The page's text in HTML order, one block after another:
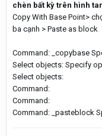
chèn bất kỳ trên hình
Copy With Base Point>
ba cạnh > Paste as block
Command: _copybase
Select objects: Specify
Select objects:
Command:
Command:
Command: _pasteblock